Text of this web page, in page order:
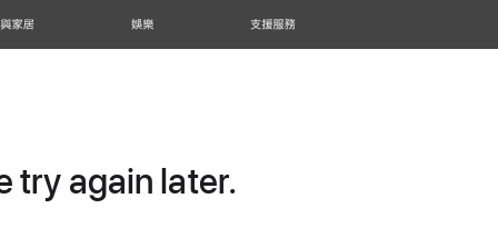
家居 娛樂 支援服務
try again later.